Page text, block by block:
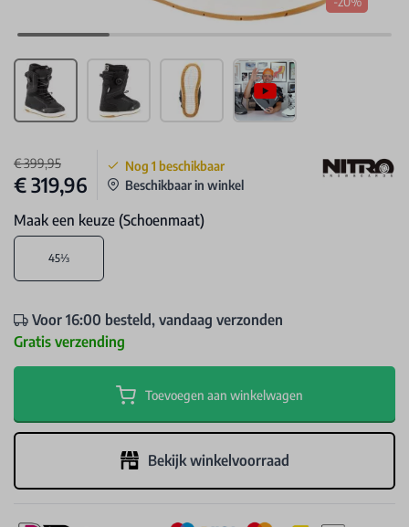
€ 399,95
€ 319,96
Nog 1 beschikbaar
Beschikbaar in winkel
Maak een keuze (Schoenmaat)
45⅓
Voor 16:00 besteld, vandaag verzonden
Gratis verzending
Toevoegen aan winkelwagen
Bekijk winkelvoorraad